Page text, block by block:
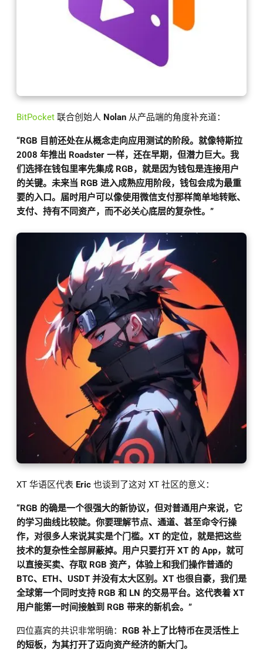
BitPocket 联合创始人 Nolan 从产品端的角度补充道：
“RGB 目前还处在从概念走向应用测试的阶段。就像特斯拉
2008 年推出 Roadster 一样，还在早期，但潜力巨大。我
们选择在钱包里率先集成 RGB，就是因为钱包是连接用户
的关键。未来当 RGB 进入成熟应用阶段，钱包会成为最重
要的入口。届时用户可以像使用微信支付那样简单地转账、
支付、持有不同资产，而不必关心底层的复杂性。”
XT 华语区代表 Eric 也谈到了这对 XT 社区的意义：
“RGB 的确是一个很强大的新协议，但对普通用户来说，它
的学习曲线比较陡。你要理解节点、通道、甚至命令行操
作，对很多人来说其实是个门槛。XT 的定位，就是把这些
技术的复杂性全部屏蔽掉。用户只要打开 XT 的 App，就可
以直接买卖、存取 RGB 资产，体验上和我们操作普通的
BTC、ETH、USDT 并没有太大区别。XT 也很自豪，我们是
全球第一个同时支持 RGB 和 LN 的交易平台。这代表着 XT
用户能第一时间接触到 RGB 带来的新机会。”
四位嘉宾的共识非常明确： RGB 补上了比特币在灵活性上
的短板，为其打开了迈向资产经济的新大门。